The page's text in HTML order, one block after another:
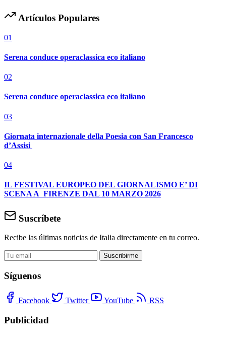
Artículos Populares
01
Serena conduce operaclassica eco italiano
02
Serena conduce operaclassica eco italiano
03
Giornata internazionale della Poesia con San Francesco
d’Assisi
04
IL FESTIVAL EUROPEO DEL GIORNALISMO E’ DI
SCENA A FIRENZE DAL 10 MARZO 2026
Suscríbete
Recibe las últimas noticias de Italia directamente en tu correo.
Suscribirme
Síguenos
Facebook Twitter YouTube RSS
Publicidad